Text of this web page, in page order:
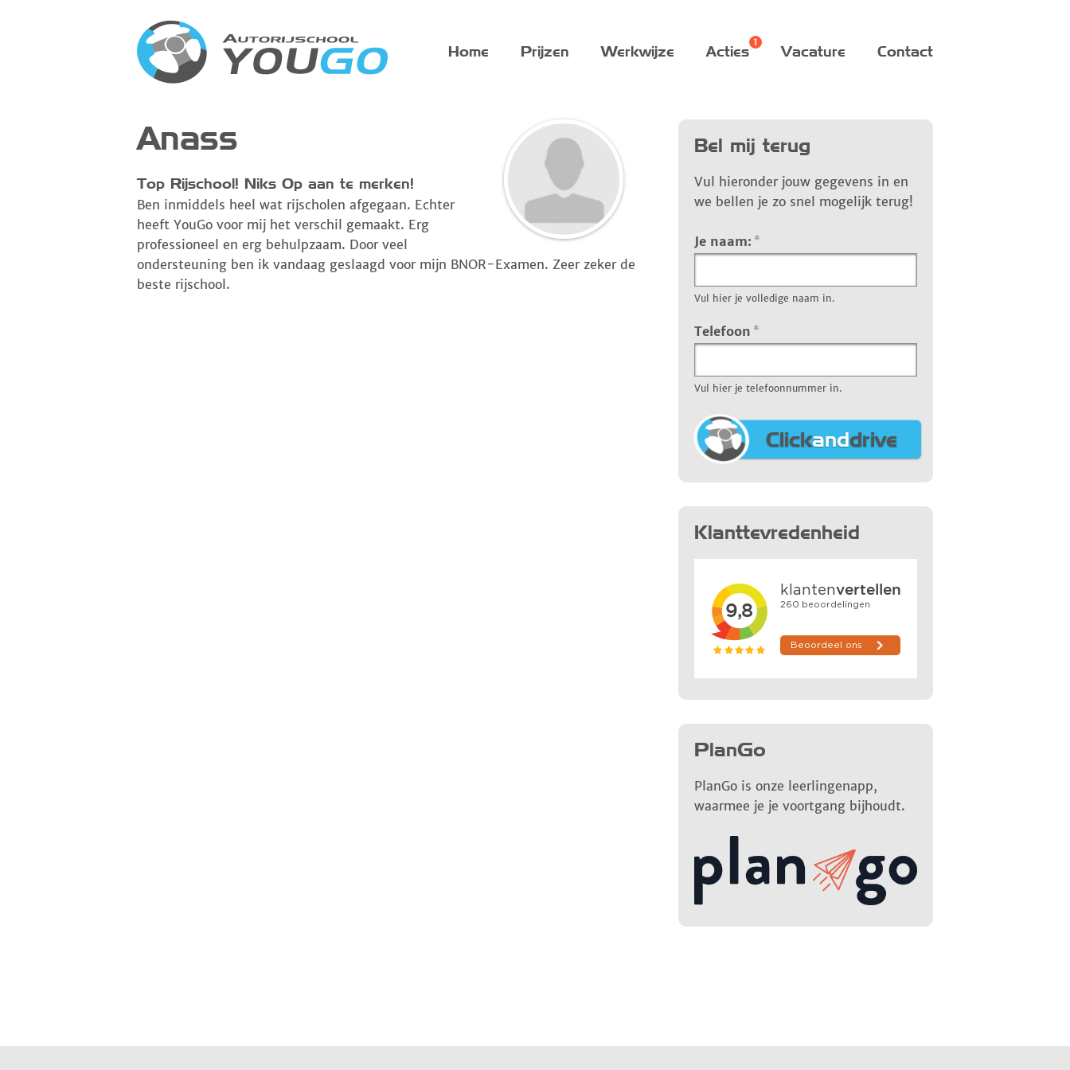
Home Prijzen Werkwijze Acties Vacature Contact
Anass
Top Rijschool! Niks Op aan te merken!
Ben inmiddels heel wat rijscholen afgegaan. Echter
heeft YouGo voor mij het verschil gemaakt. Erg
professioneel en erg behulpzaam. Door veel
ondersteuning ben ik vandaag geslaagd voor mijn BNOR-Examen. Zeer zeker de
beste rijschool.
Bel mij terug
Vul hieronder jouw gegevens in en
we bellen je zo snel mogelijk terug!
Je naam: *
Vul hier je volledige naam in.
Telefoon *
Vul hier je telefoonnummer in.
Clickanddrive
Klanttevredenheid
PlanGo
PlanGo is onze leerlingenapp,
waarmee je je voortgang bijhoudt.